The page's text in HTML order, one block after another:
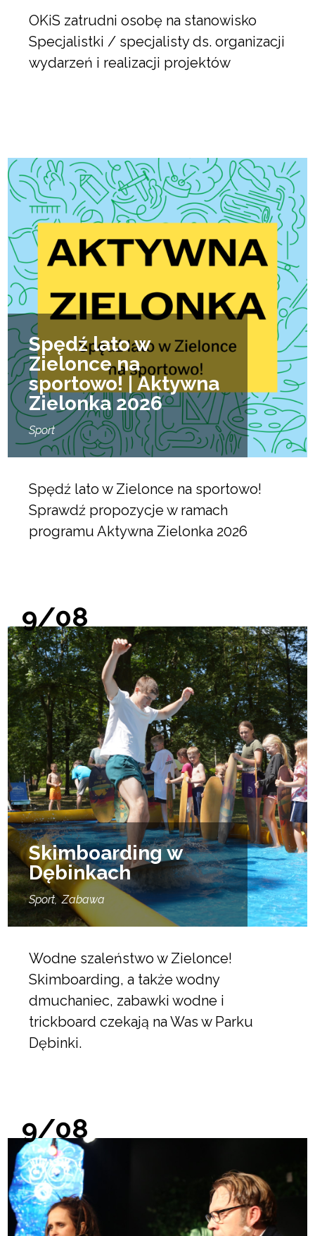
OKiS zatrudni osobę na stanowisko
Specjalistki / specjalisty ds. organizacji
wydarzeń i realizacji projektów
Spędź lato w
Zielonce na
sportowo! | Aktywna
Zielonka 2026
Sport
Spędź lato w Zielonce na sportowo!
Sprawdź propozycje w ramach
programu Aktywna Zielonka 2026
9/08
Skimboarding w
Dębinkach
Sport Zabawa
Wodne szaleństwo w Zielonce!
Skimboarding, a także wodny
dmuchaniec, zabawki wodne i
trickboard czekają na Was w Parku
Dębinki.
9/08